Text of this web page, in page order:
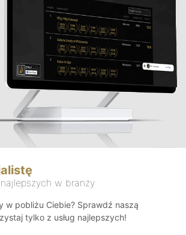
w branży
w pobliżu Ciebie? Sprawdź naszą
tylko z usług najlepszych!